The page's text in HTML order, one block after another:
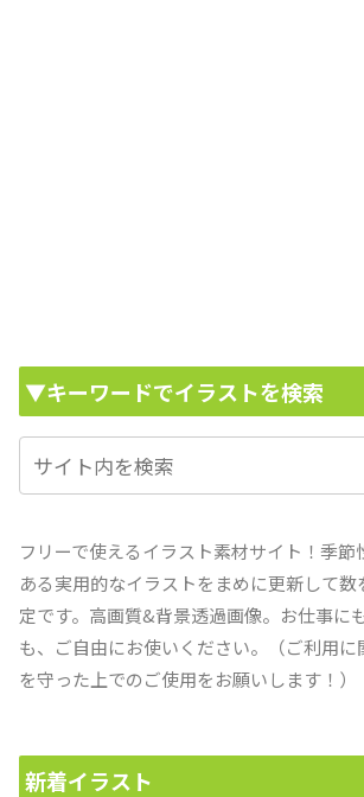
▼キーワードでイラストを検索
フリーで使えるイラスト素材サイト！季節
ある実用的なイラストをまめに更新して
定です。高画質&背景透過画像。お仕事に
も、ご自由にお使いください。（ご利用
を守った上でのご使用をお願いします！）
新着イラスト